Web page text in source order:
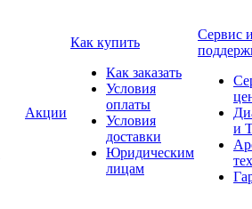
Акции
Как купить
Как заказать
Условия
оплаты
Условия
доставки
Юридическим
лицам
Сервис
и